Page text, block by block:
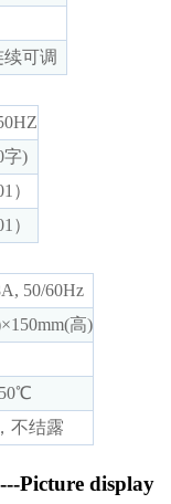
可调
字)
）
）
50/60Hz
高)
不结露
Picture display